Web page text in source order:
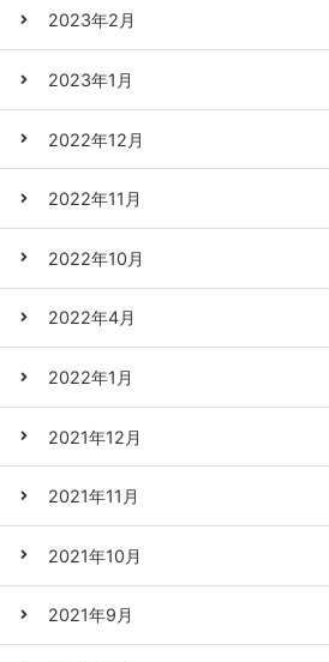
2023年2月
2023年1月
2022年12月
2022年11月
2022年10月
2022年4月
2022年1月
2021年12月
2021年11月
2021年10月
2021年9月